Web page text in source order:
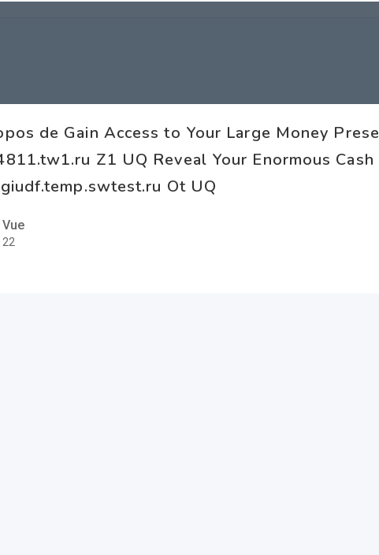
de Gain Access to Your Large Money
Z1 UQ Reveal Your Enormous Cash
Ot UQ
Vue
22